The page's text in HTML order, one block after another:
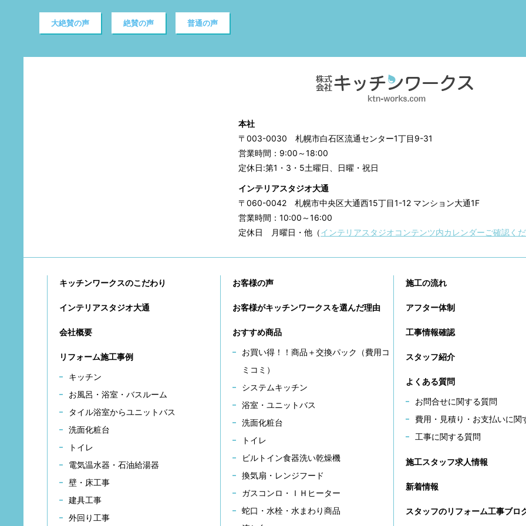
大絶賛の声 絶賛の声 普通の声
本社
〒003-0030 札幌市白石区流通センター1丁目9-31
営業時間：9:00～18:00
定休日:第1・3・5土曜日、日曜・祝日
インテリアスタジオ大通
〒060-0042 札幌市中央区大通西15丁目1-12 マンション大通1F
営業時間：10:00～16:00
定休日 月曜日・他（インテリアスタジオコンテンツ内カレンダーご確認く
キッチンワークスのこだわり
インテリアスタジオ大通
会社概要
リフォーム施工事例
キッチン
お風呂・浴室・バスルーム
タイル浴室からユニットバス
洗面化粧台
トイレ
電気温水器・石油給湯器
壁・床工事
建具工事
外回り工事
お客様の声
お客様がキッチンワークスを選んだ理由
おすすめ商品
お買い得！！商品＋交換パック（費用コ
ミコミ）
システムキッチン
浴室・ユニットバス
洗面化粧台
トイレ
ビルトイン食器洗い乾燥機
換気扇・レンジフード
ガスコンロ・ＩＨヒーター
蛇口・水栓・水まわり商品
施工の流れ
アフター体制
工事情報確認
スタッフ紹介
よくある質問
お問合せに関する質問
費用・見積り・お支払いに関
工事に関する質問
施工スタッフ求人情報
新着情報
スタッフのリフォーム工事ブロ